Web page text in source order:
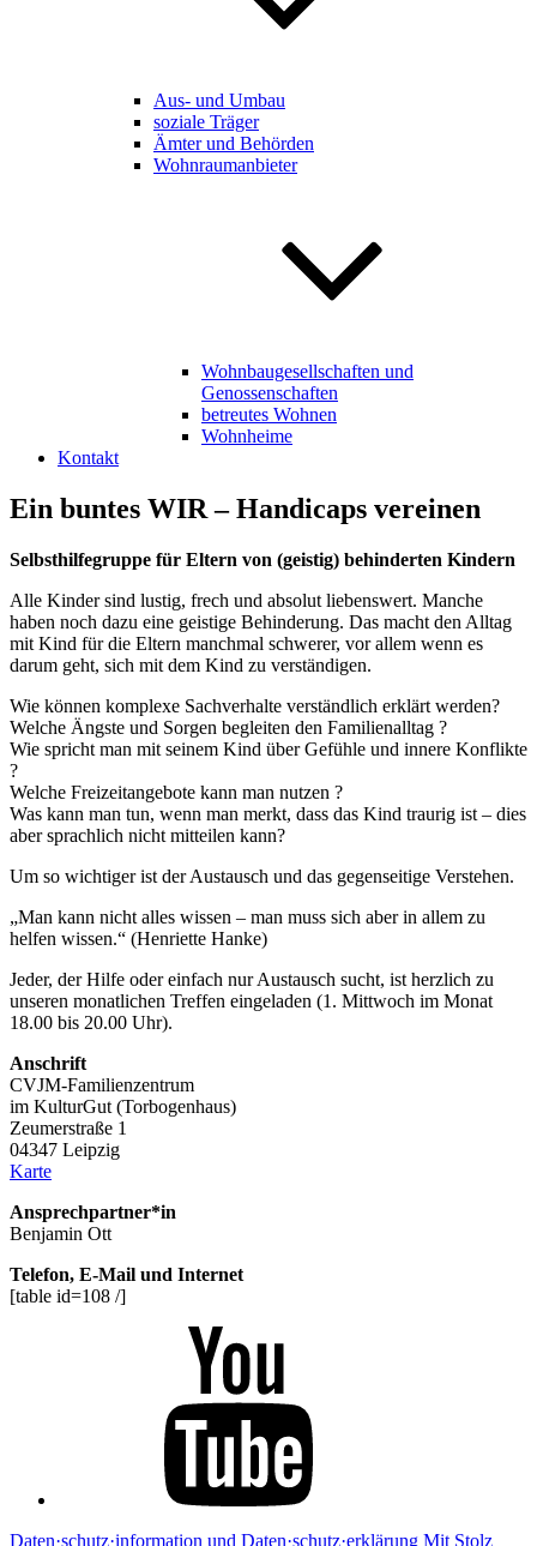
Aus- und Umbau
soziale Träger
Ämter und Behörden
Wohnraumanbieter
Wohnbaugesellschaften und
Genossenschaften
betreutes Wohnen
Wohnheime
Kontakt
Ein buntes WIR – Handicaps vereinen
Selbsthilfegruppe für Eltern von (geistig) behinderten Kindern
Alle Kinder sind lustig, frech und absolut liebenswert. Manche
haben noch dazu eine geistige Behinderung. Das macht den Alltag
mit Kind für die Eltern manchmal schwerer, vor allem wenn es
darum geht, sich mit dem Kind zu verständigen.
Wie können komplexe Sachverhalte verständlich erklärt werden?
Welche Ängste und Sorgen begleiten den Familienalltag ?
Wie spricht man mit seinem Kind über Gefühle und innere Konflikte
?
Welche Freizeitangebote kann man nutzen ?
Was kann man tun, wenn man merkt, dass das Kind traurig ist – dies
aber sprachlich nicht mitteilen kann?
Um so wichtiger ist der Austausch und das gegenseitige Verstehen.
„Man kann nicht alles wissen – man muss sich aber in allem zu
helfen wissen.“ (Henriette Hanke)
Jeder, der Hilfe oder einfach nur Austausch sucht, ist herzlich zu
unseren monatlichen Treffen eingeladen (1. Mittwoch im Monat
18.00 bis 20.00 Uhr).
Anschrift
CVJM-Familienzentrum
im KulturGut (Torbogenhaus)
Zeumerstraße 1
04347 Leipzig
Karte
Ansprechpartner*in
Benjamin Ott
Telefon, E-Mail und Internet
[table id=108 /]
Daten·schutz·information und Daten·schutz·erklärung Mit Stolz